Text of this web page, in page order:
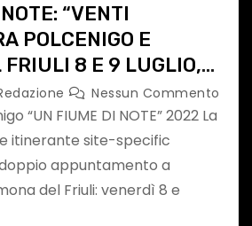
“VENTI
POLCENIGO E
FRIULI 8 E 9 LUGLIO,
PIANISTA
MUSSUTTO E UN
D’ARCHI
Nessun Commento
“UN FIUME DI NOTE” 2022 La
itinerante site-specific
appuntamento a
del Friuli: venerdì 8 e